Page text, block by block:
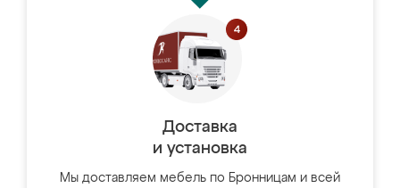
Доставка
и установка
Мы доставляем мебель по Бронницам и всей